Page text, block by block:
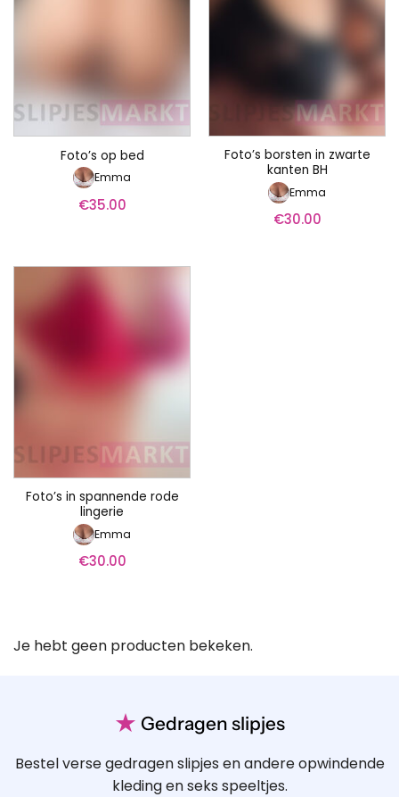
Foto’s op bed
Emma
€35.00
Foto’s borsten in zwarte
kanten BH
Emma
€30.00
Foto’s in spannende rode
lingerie
Emma
€30.00
Je hebt geen producten bekeken.
★ Gedragen slipjes
Bestel verse gedragen slipjes en andere opwindende
kleding en seks speeltjes.